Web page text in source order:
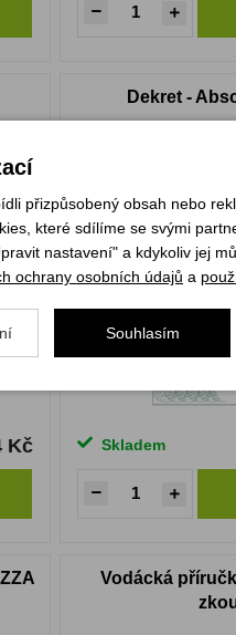
Kč
Dekret -
Skladem
Vodácká
přizpůsobený obsah nebo
které sdílíme se svými
nastavení" a kdykoliv jej
ochrany osobních údajů a
Souhlasím